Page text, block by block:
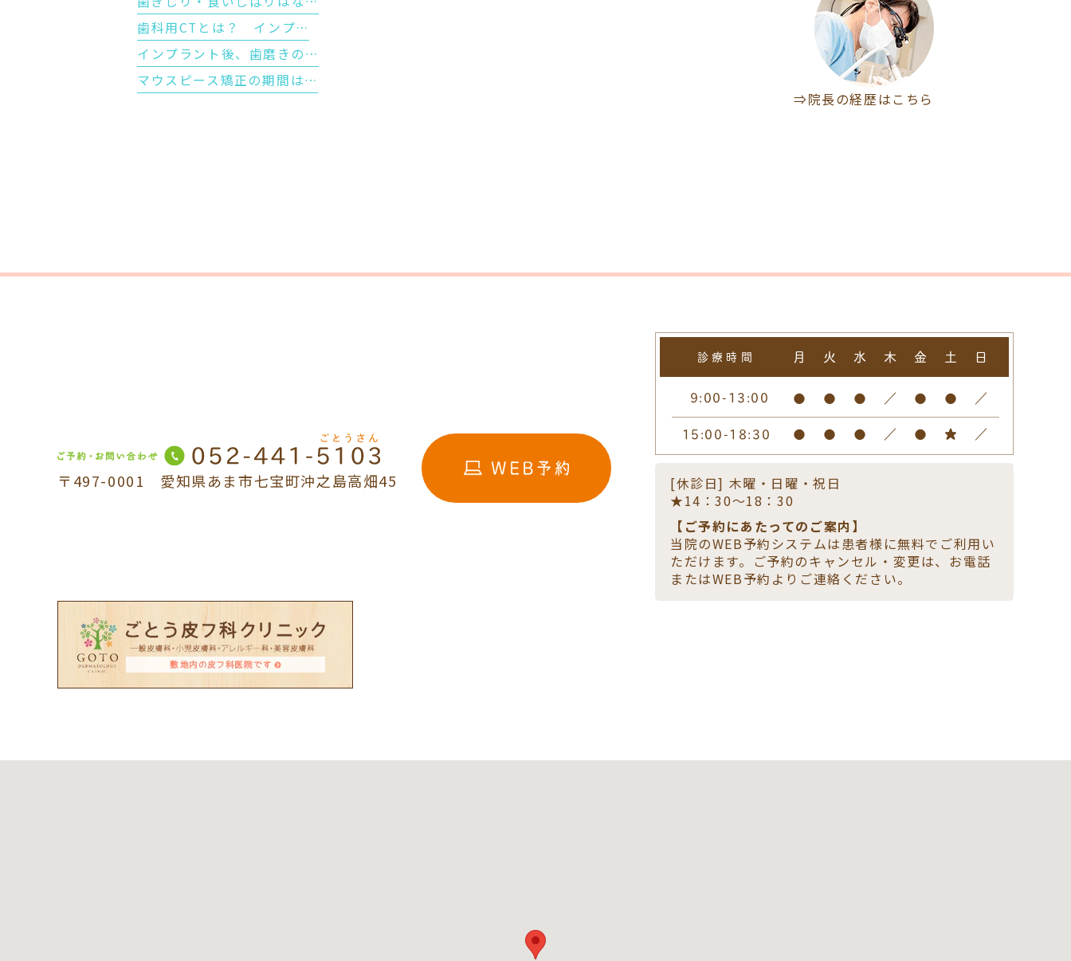
⇒院長の経歴はこちら
歯科用CTとは？ インプ…
インプラント後、歯磨きの…
マウスピース矯正の期間は…
〒497-0001 愛知県あま市七宝町沖之島高畑45
診療時間 月 火 水 木 金 土 日
9:00-13:00 ● ● ● ／ ● ●
／
15:00-18:30
● ● ● ／ ● ★ ／
[休診日] 木曜・日曜・祝日
★14：30～18：30
【ご予約にあたってのご案内】
当院のWEB予約システムは患者様に無料でご利用い
ただけます。ご予約のキャンセル・変更は、お電話
またはWEB予約よりご連絡ください。